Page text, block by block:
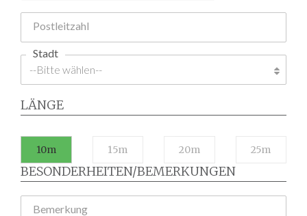
Postleitzahl
Stadt
LÄNGE
10m 15m 20m 25m
BESONDERHEITEN/BEMERKUNGEN
Bemerkung